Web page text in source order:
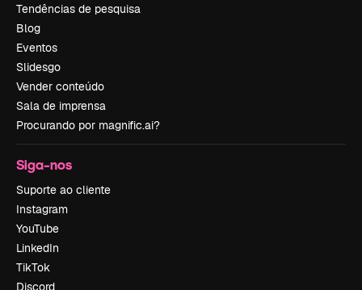
Tendências de pesquisa
Blog
Eventos
Slidesgo
Vender conteúdo
Sala de imprensa
Procurando por magnific.ai?
Siga-nos
Suporte ao cliente
Instagram
YouTube
LinkedIn
TikTok
Discord